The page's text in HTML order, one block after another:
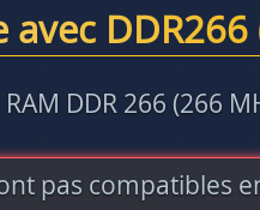
DDR266
DDR 266 (266
pas compatibles